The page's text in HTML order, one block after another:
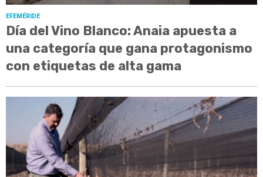
EFEMÉRIDE
Día del Vino Blanco: Anaia apuesta a
una categoría que gana protagonismo
con etiquetas de alta gama